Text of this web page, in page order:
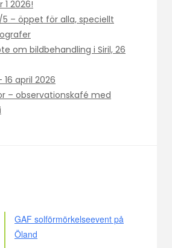
2026!
– öppet för alla, speciellt
om bildbehandling i Siril, 26
16 april 2026
– observationskafé med
GAF solförmörkelseevent på
Öland